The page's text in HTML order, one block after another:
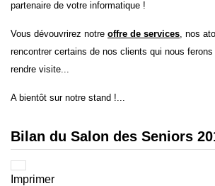
partenaire de votre informatique !
Vous dévouvrirez notre offre de services, nos
rencontrer certains de nos clients qui nous
rendre visite...
A bientôt sur notre stand !...
Bilan du Salon des Seniors
Imprimer